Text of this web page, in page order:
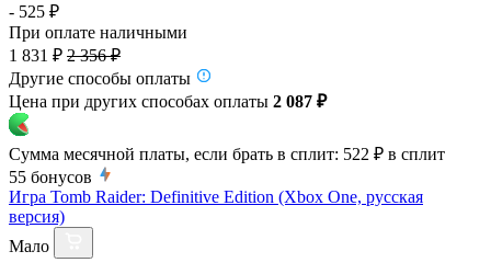
- 525 ₽
При оплате наличными
1 831 ₽ 2 356 ₽
Другие способы оплаты
Цена при других способах оплаты 2 087 ₽
Сумма месячной платы, если брать в сплит: 522 ₽ в сплит
55 бонусов
Игра Tomb Raider: Definitive Edition (Xbox One, русская
версия)
Мало